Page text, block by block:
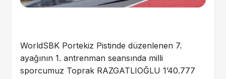
WorldSBK Portekiz Pistinde düzenlenen 7.
ayağının 1. antrenman seansında milli
sporcumuz Toprak RAZGATLIOĞLU 1’40.777